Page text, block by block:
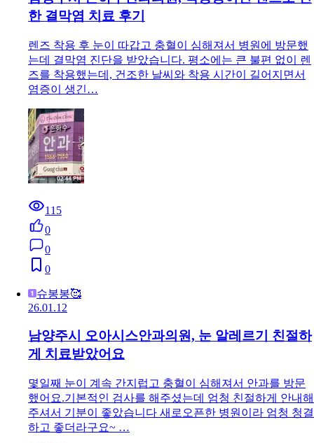
한 결막염 치료 후기
렌즈 착용 후 눈이 따갑고 충혈이 심해져서 병원에 방문했
는데 결막염 진단을 받았습니다. 평소에는 큰 불편 없이 렌
즈를 착용했는데, 건조한 날씨와 착용 시간이 길어지면서
염증이 생긴…
115
0
0
0
슈봉봉🥰
26.01.12
남양주시 오아시스안과의원, 눈 알레르기 친절하
게 치료받았어요
몇일째 눈이 계속 간지럽고 충혈이 심해져서 안과를 방문
했어요.기본적인 검사를 해주셨는데 엄청 친절하게 안내해
주셔서 기분이 좋았습니다 새로오픈한 병원이라 엄청 청결
하고 좋더라구요~ …